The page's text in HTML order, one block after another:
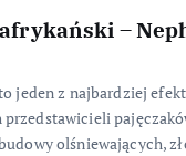
–
jeden z najbardziej
olśniewających,